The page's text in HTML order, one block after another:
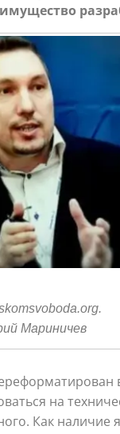
Мариничев
на
Как наличие